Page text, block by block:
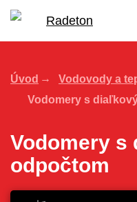
Úvod Vodovody a
Vodomery s
Vodomery s
odpočtom